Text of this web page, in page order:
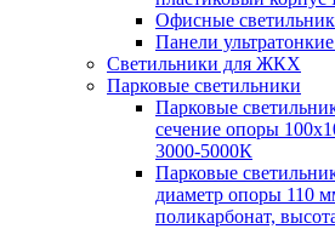
Офисные
Панели
Светильники для ЖКХ
Парковые светильники
Парковые
сечение опоры
3000-5000К
Парковые
диаметр опоры 110
поликарбонат,